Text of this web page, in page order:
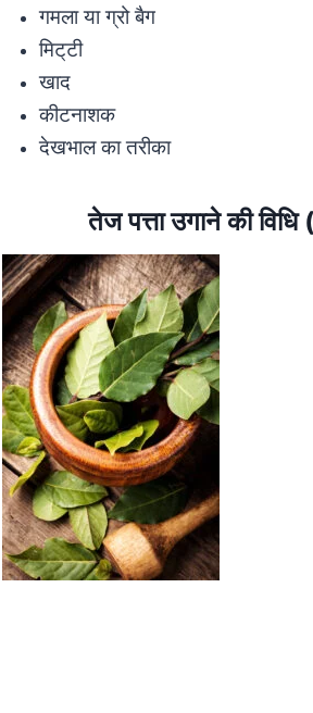
गमला या ग्रो बैग
मिट्‌टी
खाद
कीटनाशक
देखभाल का तरीका
तेज पत्ता उगाने की